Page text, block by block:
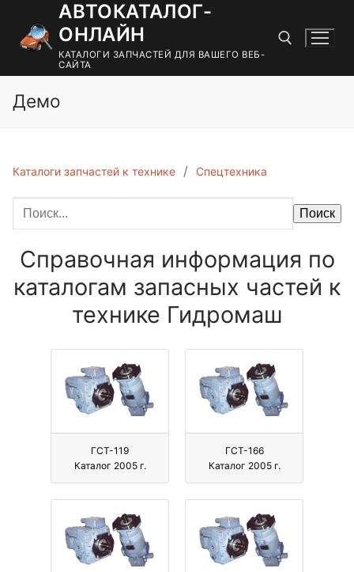
содержимому
АВТОКАТАЛОГ-
ОНЛАЙН
КАТАЛОГИ ЗАПЧАСТЕЙ ДЛЯ ВАШЕГО ВЕБ-
САЙТА
Демо
Каталоги запчастей к технике Спецтехника
Поиск
Справочная информация по
каталогам запасных частей к
технике Гидромаш
ГСТ-119
Каталог 2005 г.
ГСТ-166
Каталог 2005 г.